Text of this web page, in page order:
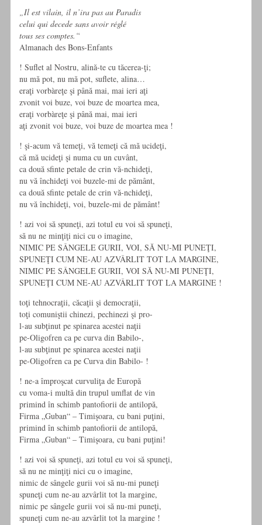
„Il est vilain, il n’ira pas au Paradis
celui qui decede sans avoir réglé
tous ses comptes.“
Almanach des Bons-Enfants
! Suflet al Nostru, alină-te cu tăcerea-ţi;
nu mă pot, nu mă pot, suflete, alina…
eraţi vorbàreţe şi până mai, mai ieri aţi
zvonit voi buze, voi buze de moartea mea,
eraţi vorbàreţe şi până mai, mai ieri
aţi zvonit voi buze, voi buze de moartea mea !
! şi-acum vă temeţi, vă temeţi că mă ucideţi,
că mă ucideţi şi numa cu un cuvânt,
ca două sfinte petale de crin vă-nchideţi,
nu vă închideţi voi buzele-mi de pământ,
ca două sfinte petale de crin vă-nchideţi,
nu vă închideţi, voi, buzele-mi de pământ!
! azi voi să spuneţi, azi totul eu voi să spuneţi,
să nu ne minţiţi nici cu o imagine,
NIMIC PE SÂNGELE GURII, VOI, SĂ NU-MI PUNEŢI,
SPUNEŢI CUM NE-AU AZVÂRLIT TOT LA MARGINE,
NIMIC PE SÂNGELE GURII, VOI SĂ NU-MI PUNEŢI,
SPUNEŢI CUM NE-AU AZVÂRLIT TOT LA MARGINE !
toţi tehnocraţii, căcaţii şi democraţii,
toţi comuniştii chinezi, pechinezi şi pro-
l-au subţinut pe spinarea acestei naţii
pe-Oligofren ca pe curva din Babilo-,
l-au subţinut pe spinarea acestei naţii
pe-Oligofren ca pe Curva din Babilo- !
! ne-a împroşcat curvuliţa de Europă
cu voma-i multă din trupul umflat de vin
primind în schimb pantofiorii de antilopă,
Firma „Guban“ – Timişoara, cu bani puţini,
primind în schimb pantofiorii de antilopă,
Firma „Guban“ – Timişoara, cu bani puţini!
! azi voi să spuneţi, azi totul eu voi să spuneţi,
să nu ne minţiţi nici cu o imagine,
nimic de sângele gurii voi să nu-mi puneţi
spuneţi cum ne-au azvârlit tot la margine,
nimic pe sângele gurii voi să nu-mi puneţi,
spuneţi cum ne-au azvârlit tot la margine !